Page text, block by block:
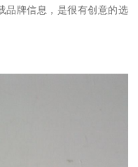
品牌信息，是很有创意的选